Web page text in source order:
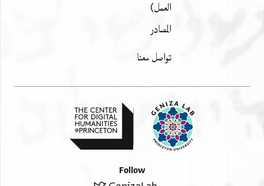
العمل)
المصادر
تواصل معنا
Follow